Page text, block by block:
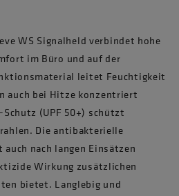
WS Signalheld verbindet hohe
im Büro und auf der
leitet Feuchtigkeit
auch bei Hitze konzentriert
(UPF 50+) schützt
Die antibakterielle
nach langen Einsätzen
Wirkung zusätzlichen
bietet. Langlebig und